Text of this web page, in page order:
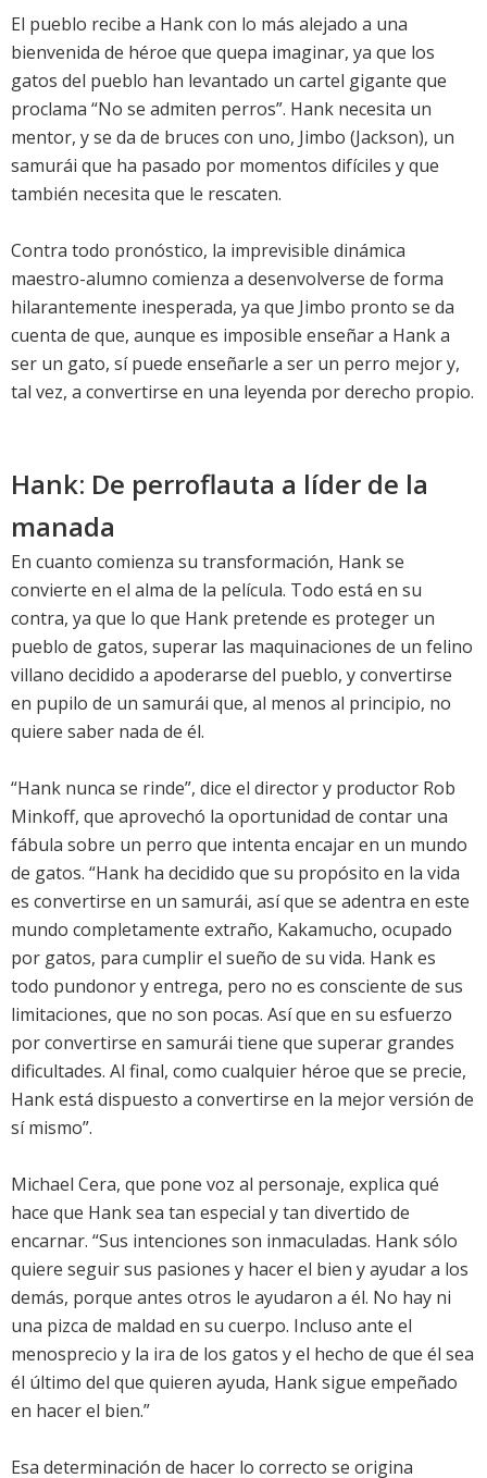
El pueblo recibe a Hank con lo más alejado a una
bienvenida de héroe que quepa imaginar, ya que los
gatos del pueblo han levantado un cartel gigante que
proclama “No se admiten perros”. Hank necesita un
mentor, y se da de bruces con uno, Jimbo (Jackson), un
samurái que ha pasado por momentos difíciles y que
también necesita que le rescaten.
Contra todo pronóstico, la imprevisible dinámica
maestro-alumno comienza a desenvolverse de forma
hilarantemente inesperada, ya que Jimbo pronto se da
cuenta de que, aunque es imposible enseñar a Hank a
ser un gato, sí puede enseñarle a ser un perro mejor y,
tal vez, a convertirse en una leyenda por derecho propio.
Hank: De perroflauta a líder de la
manada
En cuanto comienza su transformación, Hank se
convierte en el alma de la película. Todo está en su
contra, ya que lo que Hank pretende es proteger un
pueblo de gatos, superar las maquinaciones de un felino
villano decidido a apoderarse del pueblo, y convertirse
en pupilo de un samurái que, al menos al principio, no
quiere saber nada de él.
“Hank nunca se rinde”, dice el director y productor Rob
Minkoff, que aprovechó la oportunidad de contar una
fábula sobre un perro que intenta encajar en un mundo
de gatos. “Hank ha decidido que su propósito en la vida
es convertirse en un samurái, así que se adentra en este
mundo completamente extraño, Kakamucho, ocupado
por gatos, para cumplir el sueño de su vida. Hank es
todo pundonor y entrega, pero no es consciente de sus
limitaciones, que no son pocas. Así que en su esfuerzo
por convertirse en samurái tiene que superar grandes
dificultades. Al final, como cualquier héroe que se precie,
Hank está dispuesto a convertirse en la mejor versión de
sí mismo”.
Michael Cera, que pone voz al personaje, explica qué
hace que Hank sea tan especial y tan divertido de
encarnar. “Sus intenciones son inmaculadas. Hank sólo
quiere seguir sus pasiones y hacer el bien y ayudar a los
demás, porque antes otros le ayudaron a él. No hay ni
una pizca de maldad en su cuerpo. Incluso ante el
menosprecio y la ira de los gatos y el hecho de que él sea
él último del que quieren ayuda, Hank sigue empeñado
en hacer el bien.”
Esa determinación de hacer lo correcto se origina